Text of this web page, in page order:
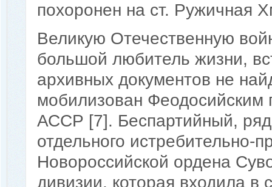
похоронен на ст. Ружичная
Великую Отечественную
большой любитель жизни,
архивных документов не
мобилизован Феодосийским
АССР [7]. Беспартийный,
отдельного истребительно-
Новороссийской ордена
дивизии, которая входила в